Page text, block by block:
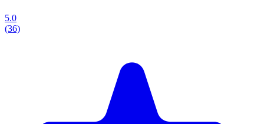
5.0
(36)